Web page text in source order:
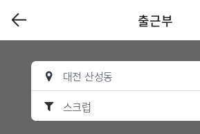
출근부
대전 산성동
스크럽